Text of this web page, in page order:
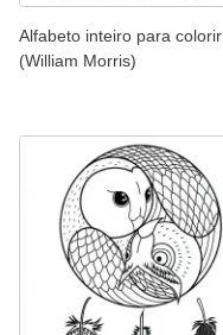
Alfabeto inteiro para colorir
(William Morris)